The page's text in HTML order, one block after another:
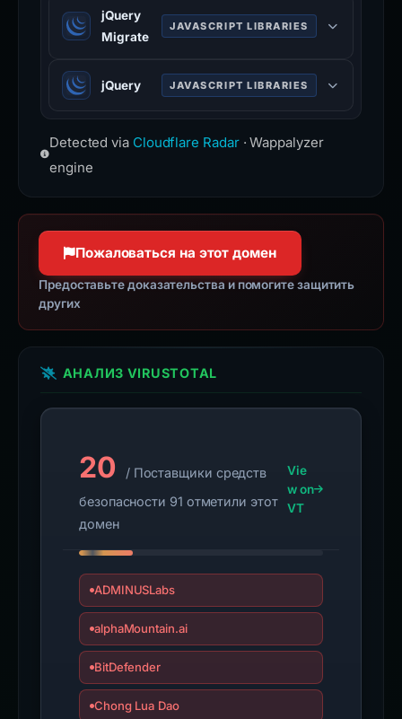
compatible with Apache
configurations.
jQuery
Migrate
JAVASCRIPT LIBRARIES
Plugin to detect and restore
deprecated jQuery features.
jQuery JAVASCRIPT LIBRARIES
Fast, small JavaScript library
simplifying HTML manipulation,
Detected via Cloudflare Radar· Wappalyzer
engine
Пожаловаться на этот домен
Предоставьте доказательства и помогите защитить
других
АНАЛИЗ VIRUSTOTAL
20
/ Поставщики средств
безопасности 91 отметили этот
домен
Vie
w on
VT
ADMINUSLabs
alphaMountain.ai
BitDefender
Chong Lua Dao